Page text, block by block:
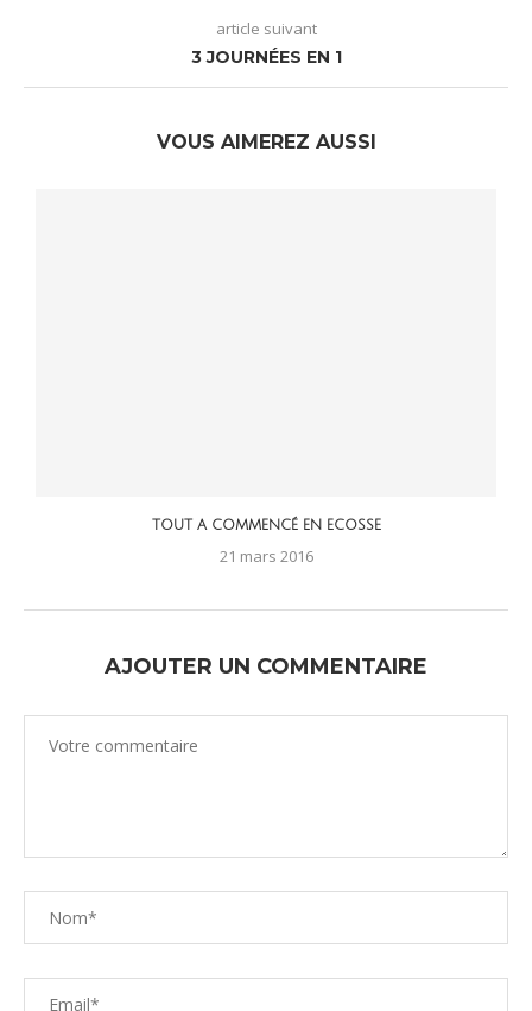
article suivant
3 JOURNÉES EN 1
VOUS AIMEREZ AUSSI
TOUT A COMMENCÉ EN ECOSSE
21 mars 2016
AJOUTER UN COMMENTAIRE